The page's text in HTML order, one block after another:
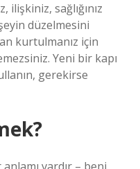
sağlığınız
düzelmesini
kurtulmanız için
Yeni bir kapı
gerekirse